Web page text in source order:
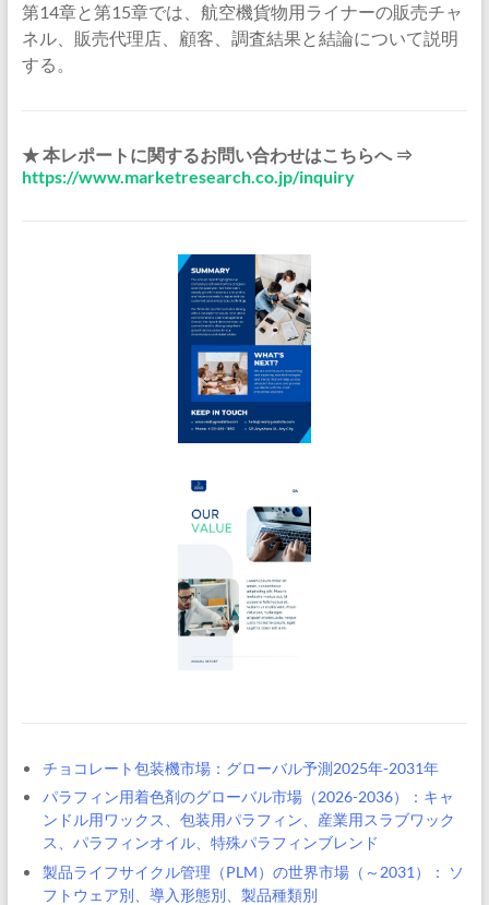
第14章と第15章では、航空機貨物用ライナーの販売チャ
ネル、販売代理店、顧客、調査結果と結論について説明
する。
★ 本レポートに関するお問い合わせはこちらへ ⇒
https://www.marketresearch.co.jp/inquiry
チョコレート包装機市場：グローバル予測2025年-2031年
パラフィン用着色剤のグローバル市場（2026-2036）：キャ
ンドル用ワックス、包装用パラフィン、産業用スラブワック
ス、パラフィンオイル、特殊パラフィンブレンド
製品ライフサイクル管理（PLM）の世界市場（～2031）： ソ
フトウェア別、導入形態別、製品種類別